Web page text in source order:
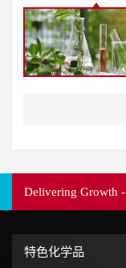
Delivering Growth
特色化学品